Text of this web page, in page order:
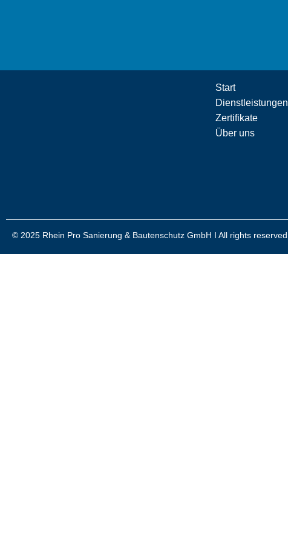
Start
Dienstleistungen
Zertifikate
Über uns
© 2025 Rhein Pro Sanierung & Bautenschutz GmbH I All rights reserved